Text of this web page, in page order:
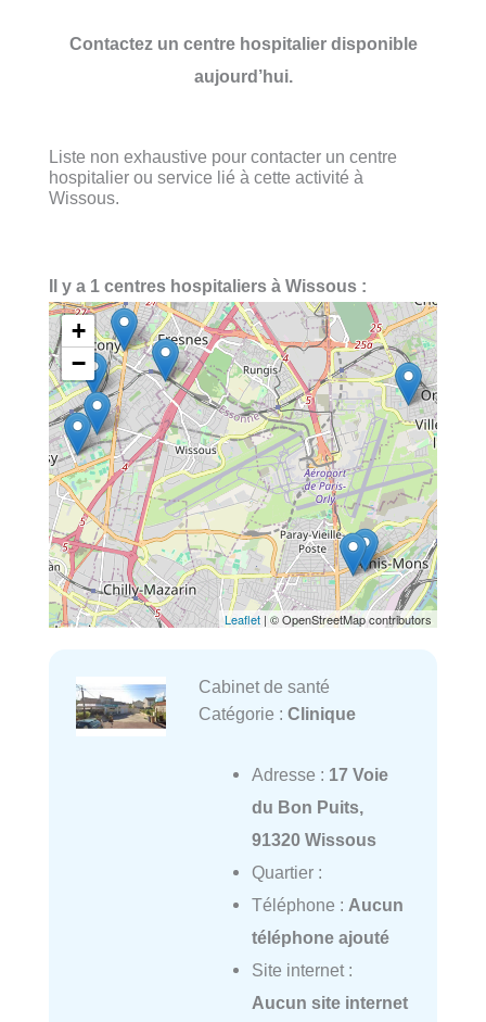
Contactez un centre hospitalier disponible
aujourd’hui.
Liste non exhaustive pour contacter un centre
hospitalier ou service lié à cette activité à
Wissous.
Il y a 1 centres hospitaliers à Wissous :
+
−
Leaflet | © OpenStreetMap contributors
Cabinet de santé
Catégorie : Clinique
Adresse : 17 Voie
du Bon Puits,
91320 Wissous
Quartier :
Téléphone : Aucun
téléphone ajouté
Site internet :
Aucun site internet